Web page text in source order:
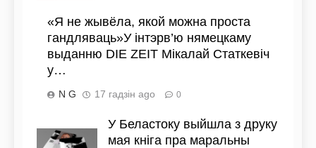
«Я не жывёла, якой можна проста
гандляваць»У інтэрв’ю нямецкаму
выданню DIE ZEIT Мікалай Статкевіч
у…
N G 17 гадзін ago 0
У Беластоку выйшла з друку
мая кніга пра маральны